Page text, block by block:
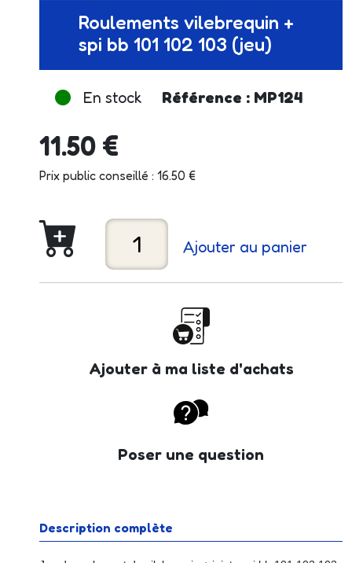
Roulements vilebrequin +
spi bb 101 102 103 (jeu)
En stock Référence : MP124
11.50 €
Prix public conseillé : 16.50 €
Ajouter au panier
Ajouter à ma liste d'achats
Poser une question
Description complète